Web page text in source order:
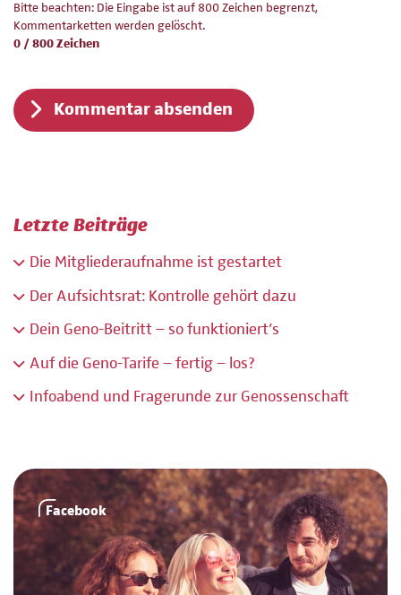
Bitte beachten: Die Eingabe ist auf 800 Zeichen begrenzt,
Kommentarketten werden gelöscht.
0 / 800 Zeichen
Kommentar absenden
Letzte Beiträge
Die Mitgliederaufnahme ist gestartet
Der Aufsichtsrat: Kontrolle gehört dazu
Dein Geno-Beitritt – so funktioniert’s
Auf die Geno-Tarife – fertig – los?
Infoabend und Fragerunde zur Genossenschaft
Facebook